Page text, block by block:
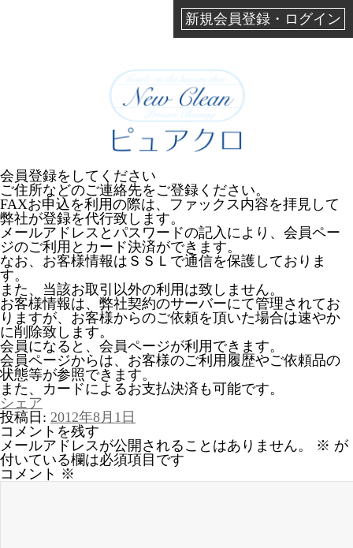
新規会員登録・ログイン
会員登録をしてください
ご住所などのご連絡先をご登録ください。
FAXお申込を利用の際は、ファックス内容を拝見して
弊社が登録を代行致します。
メールアドレスとパスワードの記入により、会員ペー
ジのご利用とカード決済ができます。
なお、お客様情報はＳＳＬで通信を保護しておりま
す。
また、当該お取引以外の利用は致しません。
お客様情報は、弊社契約のサーバーにて管理されてお
りますが、お客様からのご依頼を頂いた場合は速やか
に削除致します。
会員になると、会員ページが利用できます。
会員ページからは、お客様のご利用履歴やご依頼品の
状態等が参照できます。
また、カードによるお支払決済も可能です。
シェア
投稿日: 2012年8月1日
コメントを残す
メールアドレスが公開されることはありません。
※ が
付いている欄は必須項目です
コメント ※